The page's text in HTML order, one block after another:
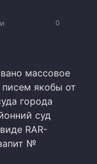
0
массовое
писем якобы от
города
суд
RAR-
№